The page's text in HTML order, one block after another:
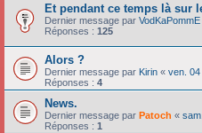
Et pendant ce temps là sur
Dernier message par VodKaPommE
Réponses : 125
Alors ?
Dernier message par Kirin « ven. 04
Réponses : 4
News.
Dernier message par Patoch «
Réponses : 1